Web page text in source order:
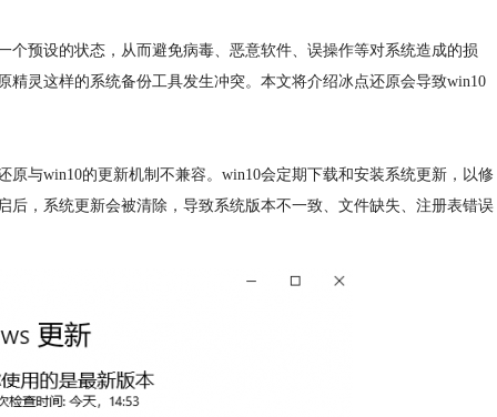
预设的状态，从而避免病毒、恶意软件、误操作等对系统造成的损
灵这样的系统备份工具发生冲突。本文将介绍冰点还原会导致win10
与win10的更新机制不兼容。win10会定期下载和安装系统更新，以修
，系统更新会被清除，导致系统版本不一致、文件缺失、注册表错误